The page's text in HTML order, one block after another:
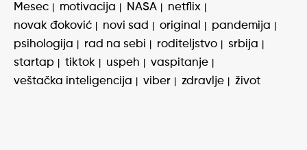
Mesec
motivacija NASA
netflix
novak đoković
novi sad original
pandemija
psihologija
rad na sebi roditeljstvo
srbija
startap
tiktok uspeh
vaspitanje
veštačka inteligencija
viber zdravlje život